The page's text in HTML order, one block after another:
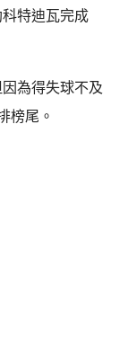
特迪瓦完成
為得失球不及
榜尾。